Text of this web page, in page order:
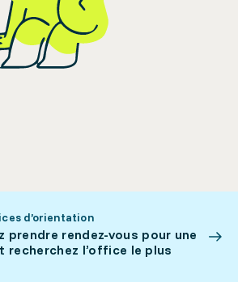
d’orientation
prendre rendez-vous pour une
recherchez l’office le plus